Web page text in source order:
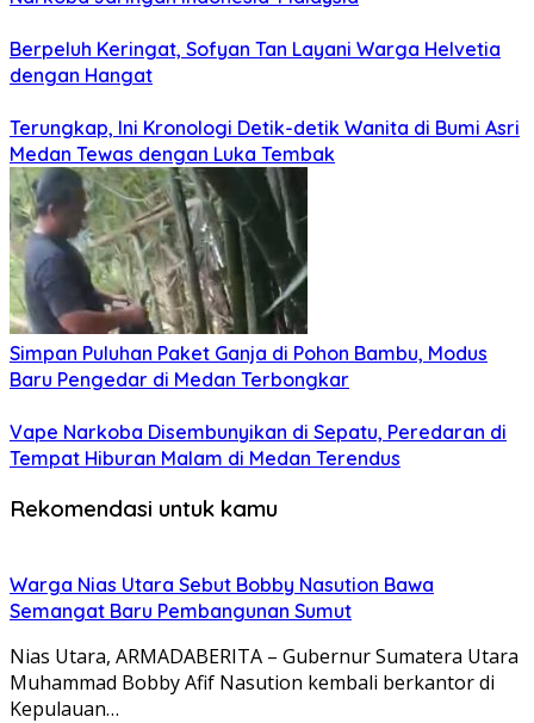
Berpeluh Keringat, Sofyan Tan Layani Warga Helvetia
dengan Hangat
Terungkap, Ini Kronologi Detik-detik Wanita di Bumi Asri
Medan Tewas dengan Luka Tembak
Simpan Puluhan Paket Ganja di Pohon Bambu, Modus
Baru Pengedar di Medan Terbongkar
Vape Narkoba Disembunyikan di Sepatu, Peredaran di
Tempat Hiburan Malam di Medan Terendus
Rekomendasi untuk kamu
Warga Nias Utara Sebut Bobby Nasution Bawa
Semangat Baru Pembangunan Sumut
Nias Utara, ARMADABERITA – Gubernur Sumatera Utara
Muhammad Bobby Afif Nasution kembali berkantor di
Kepulauan…